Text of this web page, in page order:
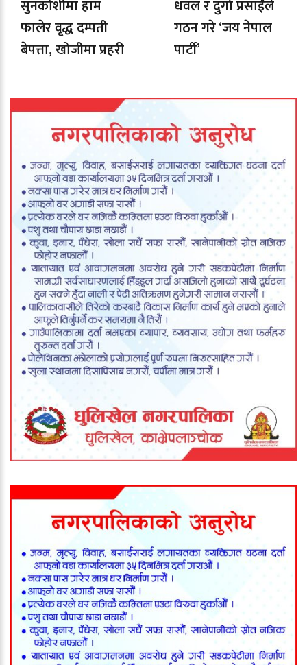
सुनकोशीमा हाम
फालेर वृद्ध दम्पती
बेपत्ता, खोजीमा प्रहरी
धवल र दुर्गा प्रसाईंले
गठन गरे ‘जय नेपाल
पार्टी’